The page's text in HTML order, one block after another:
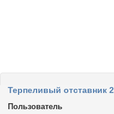
Терпеливый отставник 2
Пользователь